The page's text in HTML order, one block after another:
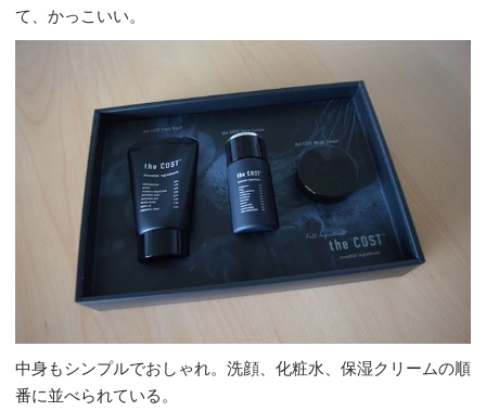
て、かっこいい。
中身もシンプルでおしゃれ。洗顔、化粧水、保湿クリームの順
番に並べられている。